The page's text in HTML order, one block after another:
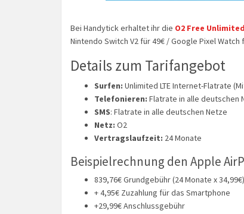
Bei Handytick erhaltet ihr die O2 Free
Nintendo Switch V2 für 49€ / Google Pixel Watch
Details zum Tarifangebot
Surfen: Unlimited LTE Internet-Flatrate
Telefonieren: Flatrate in alle deutschen
SMS: Flatrate in alle deutschen Netze
Netz: O2
Vertragslaufzeit: 24 Monate
Beispielrechnung den Apple
839,76€ Grundgebühr (24 Monate x 34,99€)
+ 4,95€ Zuzahlung für das Smartphone
+29,99€ Anschlussgebühr